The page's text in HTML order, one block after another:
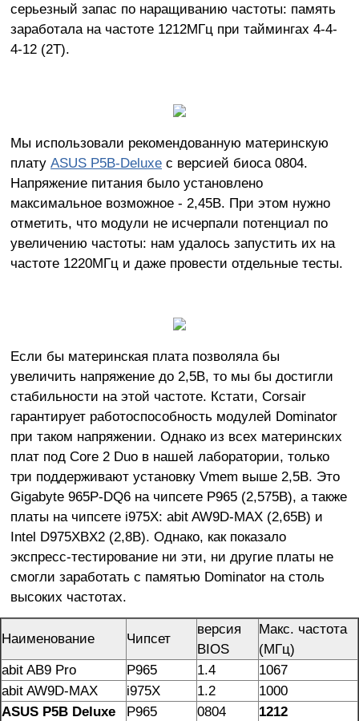
серьезный запас по наращиванию частоты: память
заработала на частоте 1212МГц при таймингах 4-4-
4-12 (2Т).
Мы использовали рекомендованную материнскую
плату ASUS P5B-Deluxeс версией биоса 0804.
Напряжение питания было установлено
максимальное возможное - 2,45В. При этом нужно
отметить, что модули не исчерпали потенциал по
увеличению частоты: нам удалось запустить их на
частоте 1220МГц и даже провести отдельные тесты.
Если бы материнская плата позволяла бы
увеличить напряжение до 2,5В, то мы бы достигли
стабильности на этой частоте. Кстати, Corsair
гарантирует работоспособность модулей Dominator
при таком напряжении. Однако из всех материнских
плат под Core 2 Duo в нашей лаборатории, только
три поддерживают установку Vmem выше 2,5В. Это
Gigabyte 965P-DQ6 на чипсете P965 (2,575В), а также
платы на чипсете i975X: abit AW9D-MAX (2,65В) и
Intel D975XBX2 (2,8В). Однако, как показало
экспресс-тестирование ни эти, ни другие платы не
смогли заработать с памятью Dominator на столь
высоких частотах.
Наименование Чипсет
версия
BIOS
Макс. частота
(МГц)
abit AB9 Pro
P965 1.4
1067
abit AW9D-MAX
i975X 1.2
1000
ASUS P5B Deluxe
P965 0804
1212